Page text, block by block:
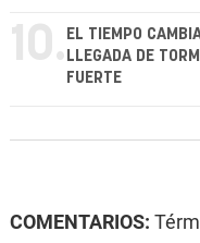
10. EL TIEMPO
LLEGADA DE
FUERTE
COMENTARIOS: